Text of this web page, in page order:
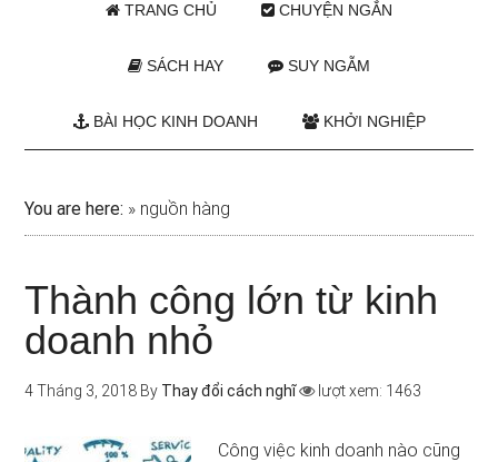
TRANG CHỦ CHUYỆN NGẮN
SÁCH HAY SUY NGẪM
BÀI HỌC KINH DOANH KHỞI NGHIỆP
You are here: » nguồn hàng
Thành công lớn từ kinh
doanh nhỏ
4 Tháng 3, 2018 By Thay đổi cách nghĩ lượt xem: 1463
Công việc kinh doanh nào cũng